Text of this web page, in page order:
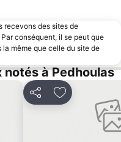
Beach
recevons des sites de
conséquent, il se peut que
la même que celle du site de
notés à Pedhoulas
PartagerAjouter à